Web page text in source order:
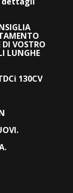
DI VOSTRO
LUNGHE
130CV